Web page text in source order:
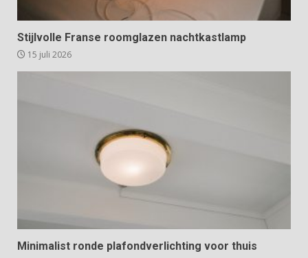
Stijlvolle Franse roomglazen nachtkastlamp
15 juli 2026
Minimalist ronde plafondverlichting voor thuis